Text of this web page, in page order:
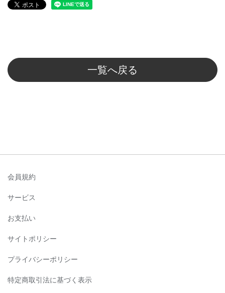
一覧へ戻る
会員規約
サービス
お支払い
サイトポリシー
プライバシーポリシー
特定商取引法に基づく表示